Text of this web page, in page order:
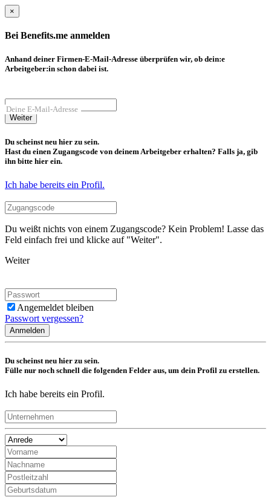
×
Bei Benefits.me anmelden
Anhand deiner Firmen-E-Mail-Adresse überprüfen wir, ob dein:e
Arbeitgeber:in schon dabei ist.
Deine E-Mail-Adresse
Weiter
Du scheinst neu hier zu sein.
Hast du einen Zugangscode von deinem Arbeitgeber erhalten? Falls ja, gib
ihn bitte hier ein.
Ich habe bereits ein Profil.
Du weißt nichts von einem Zugangscode? Kein Problem! Lasse das
Feld einfach frei und klicke auf "Weiter".
Weiter
Angemeldet bleiben
Passwort vergessen?
Anmelden
Du scheinst neu hier zu sein.
Fülle nur noch schnell die folgenden Felder aus, um dein Profil zu erstellen.
Ich habe bereits ein Profil.